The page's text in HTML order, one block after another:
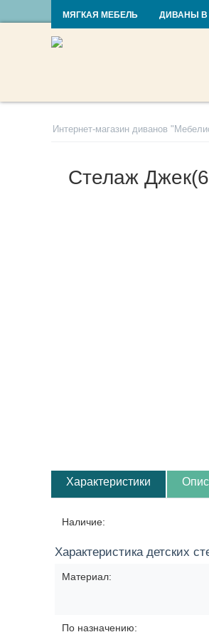
RU UA
МЯГКАЯ МЕБЕЛЬ ДИВАНЫ В
Интернет-магазин диванов
Стелаж
Характеристики
Наличие:
Характеристика детских
Материал:
По назначению: